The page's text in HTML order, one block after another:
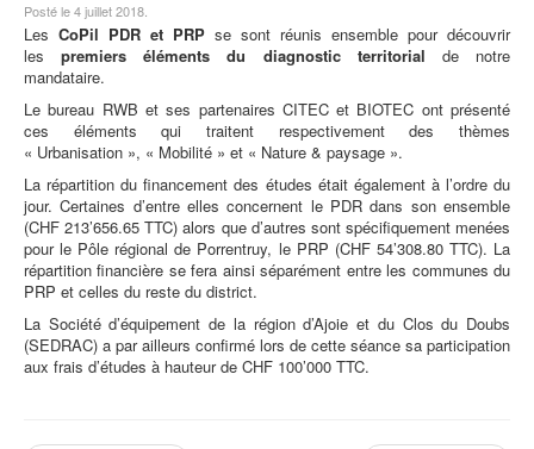
Posté le 4 juillet 2018.
Les CoPil PDR et PRP se sont réunis ensemble pour découvrir
lespremiers éléments du diagnostic territorial de notre
mandataire.
Le bureau RWB et ses partenaires CITEC et BIOTEC ont présenté
ces éléments qui traitent respectivement des thèmes
« Urbanisation », « Mobilité » et « Nature & paysage ».
La répartition du financement des études était également à l’ordre du
jour. Certaines d’entre elles concernent le PDR dans son ensemble
(CHF 213’656.65 TTC) alors que d’autres sont spécifiquement menées
pour le Pôle régional de Porrentruy, le PRP (CHF 54’308.80 TTC). La
répartition financière se fera ainsi séparément entre les communes du
PRP et celles du reste du district.
La Société d’équipement de la région d’Ajoie et du Clos du Doubs
(SEDRAC) a par ailleurs confirmé lors de cette séance sa participation
aux frais d’études à hauteur de CHF 100’000 TTC.